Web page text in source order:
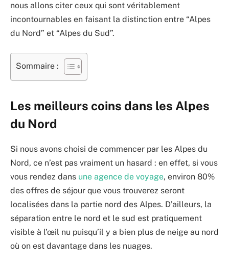
nous allons citer ceux qui sont véritablement
incontournables en faisant la distinction entre “Alpes
du Nord” et “Alpes du Sud”.
Sommaire :
Les meilleurs coins dans les Alpes
du Nord
Si nous avons choisi de commencer par les Alpes du
Nord, ce n’est pas vraiment un hasard : en effet, si vous
vous rendez dans une agence de voyage, environ 80%
des offres de séjour que vous trouverez seront
localisées dans la partie nord des Alpes. D’ailleurs, la
séparation entre le nord et le sud est pratiquement
visible à l’œil nu puisqu’il y a bien plus de neige au nord
où on est davantage dans les nuages.